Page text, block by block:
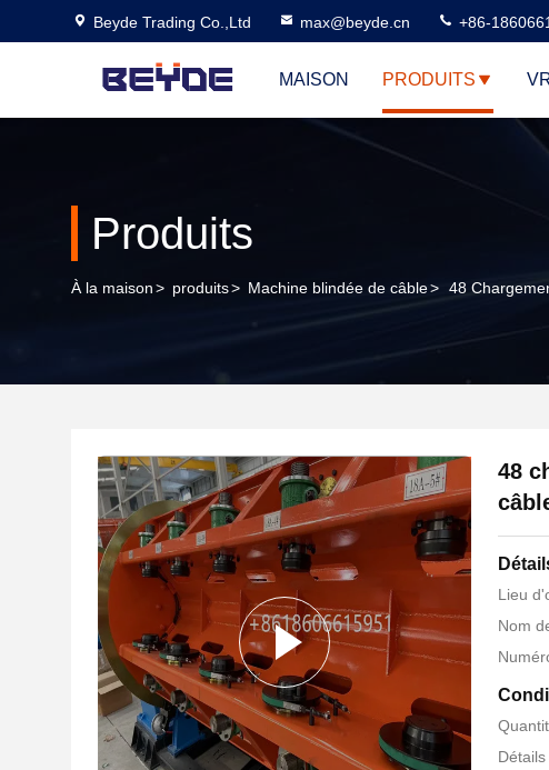
Beyde Trading Co.,Ltd max@beyde.cn +86-
MAISON PRODUITS
Produits
À la maison> produits> Machine blindée de câble> 48
48
Lieu
Nom